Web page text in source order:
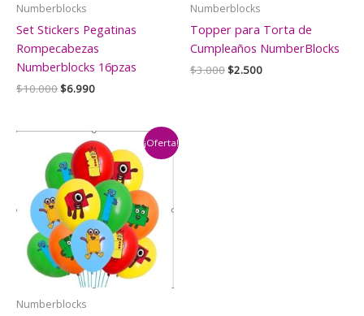
Numberblocks
Set Stickers Pegatinas
Rompecabezas
Numberblocks 16pzas
$10.000El
era:
$10.000.
$6.990El
es:
$6.990.
Numberblocks
Topper para Torta de
Cumpleaños NumberBlocks
$3.000El
$2.500El
¡Oferta!
Numberblocks